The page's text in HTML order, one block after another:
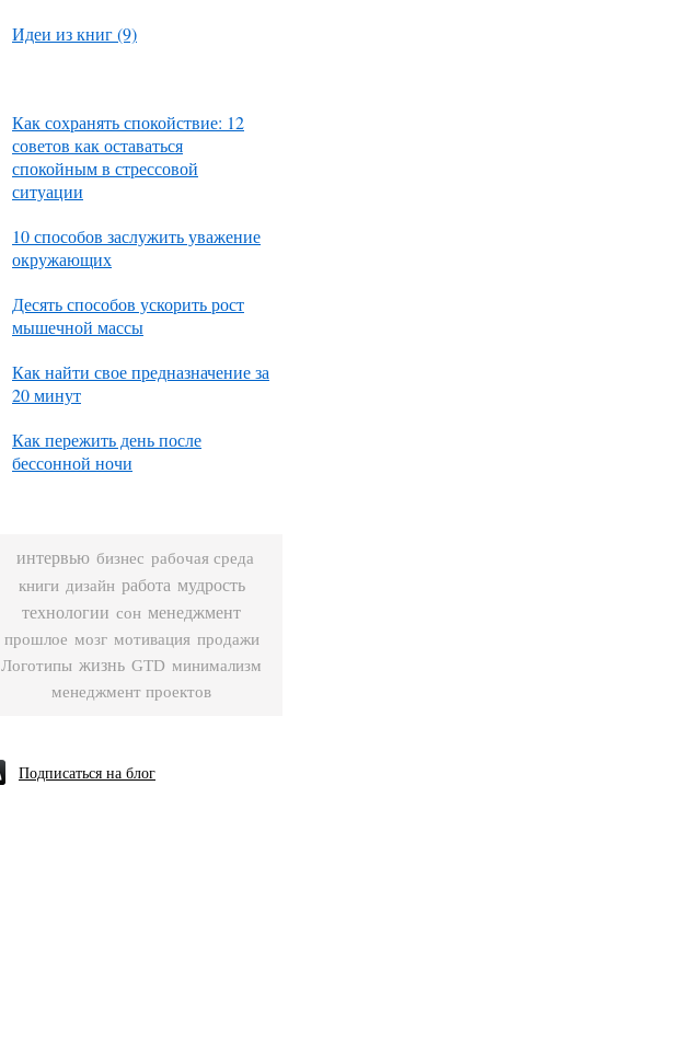
Идеи из книг (9)
Как сохранять спокойствие: 12
советов как оставаться
спокойным в стрессовой
ситуации
10 способов заслужить уважение
окружающих
Десять способов ускорить рост
мышечной массы
Как найти свое предназначение за
20 минут
Как пережить день после
бессонной ночи
интервью бизнес рабочая среда
книги дизайн работа мудрость
технологии сон менеджмент
прошлое мозг мотивация продажи
Логотипы жизнь GTD минимализм
менеджмент проектов
Подписаться на блог